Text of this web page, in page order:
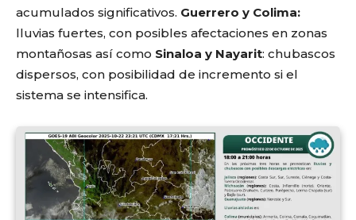
acumulados significativos. Guerrero y Colima:
lluvias fuertes, con posibles afectaciones en zonas
montañosas así como Sinaloa y Nayarit: chubascos
dispersos, con posibilidad de incremento si el
sistema se intensifica.